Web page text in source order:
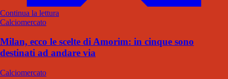
Continua la lettura
Calciomercato
Milan, ecco le scelte di Amorim: in cinque sono
destinati ad andare via
Calciomercato